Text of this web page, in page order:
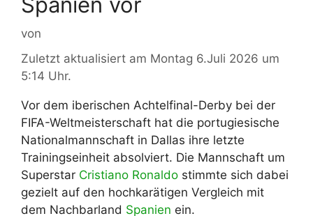
von
Zuletzt aktualisiert am Montag 6.Juli 2026 um
5:14 Uhr.
Vor dem iberischen Achtelfinal-Derby bei der
FIFA-Weltmeisterschaft hat die portugiesische
Nationalmannschaft in Dallas ihre letzte
Trainingseinheit absolviert. Die Mannschaft um
Superstar Cristiano Ronaldo stimmte sich dabei
gezielt auf den hochkarätigen Vergleich mit
dem Nachbarland Spanien ein.